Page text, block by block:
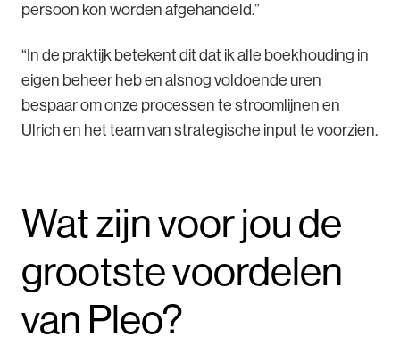
persoon kon worden afgehandeld.”
“In de praktijk betekent dit dat ik alle boekhouding in
eigen beheer heb en alsnog voldoende uren
bespaar om onze processen te stroomlijnen en
Ulrich en het team van strategische input te voorzien.
Wat zijn voor jou de
grootste voordelen
van Pleo?